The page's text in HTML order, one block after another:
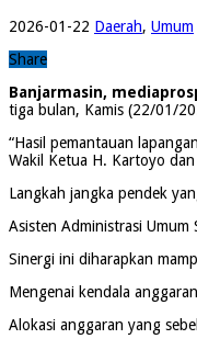
2026-01-22 Daerah, Umum
Share
Banjarmasin,
tiga bulan, Kamis (22/01/
“Hasil pemantauan
Wakil Ketua H. Kartoyo
Langkah jangka pendek
Asisten Administrasi
Sinergi ini diharapkan
Mengenai kendala
Alokasi anggaran yang